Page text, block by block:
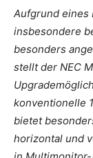
Aufgrund eines
insbesondere
besonders
stellt der NEC
konventionelle
bietet
horizontal und